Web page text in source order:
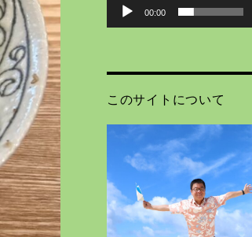
00:00
このサイトについて